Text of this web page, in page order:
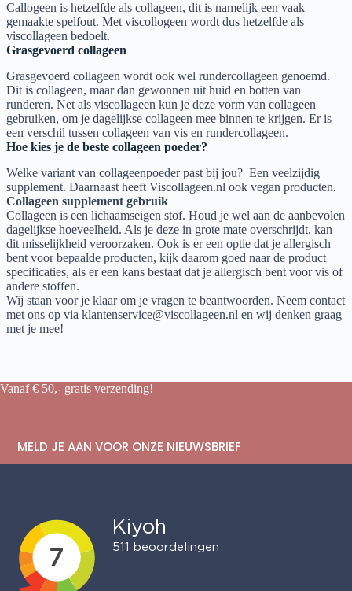
Callogeen is hetzelfde als collageen, dit is namelijk een vaak
gemaakte spelfout. Met viscollogeen wordt dus hetzelfde als
viscollageen bedoelt.
Grasgevoerd collageen
Grasgevoerd collageen wordt ook wel rundercollageen genoemd.
Dit is collageen, maar dan gewonnen uit huid en botten van
runderen. Net als viscollageen kun je deze vorm van collageen
gebruiken, om je dagelijkse collageen mee binnen te krijgen. Er is
een verschil tussen collageen van vis en rundercollageen.
Hoe kies je de beste collageen poeder?
Welke variant van collageenpoeder past bij jou? Een veelzijdig
supplement. Daarnaast heeft Viscollageen.nl ook vegan producten.
Collageen supplement gebruik
Collageen is een lichaamseigen stof. Houd je wel aan de aanbevolen
dagelijkse hoeveelheid. Als je deze in grote mate overschrijdt, kan
dit misselijkheid veroorzaken. Ook is er een optie dat je allergisch
bent voor bepaalde producten, kijk daarom goed naar de product
specificaties, als er een kans bestaat dat je allergisch bent voor vis of
andere stoffen.
Wij staan voor je klaar om je vragen te beantwoorden. Neem contact
met ons op via klantenservice@viscollageen.nl en wij denken graag
met je mee!
Vanaf € 50,- gratis verzending!
MELD JE AAN VOOR ONZE NIEUWSBRIEF